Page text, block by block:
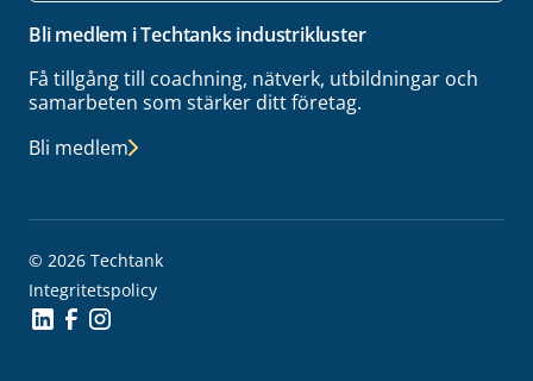
Bli medlem i Techtanks industrikluster
Få tillgång till coachning, nätverk, utbildningar och
samarbeten som stärker ditt företag.
Bli medlem
© 2026 Techtank
Integritetspolicy
Social Icon
Social Icon
Social Icon